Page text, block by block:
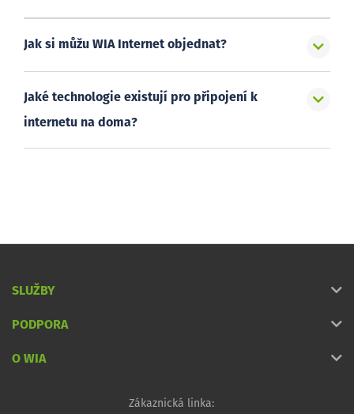
Jak si můžu WIA Internet objednat?
Jaké technologie existují pro připojení k
internetu na doma?
SLUŽBY
PODPORA
O WIA
Zákaznická linka: